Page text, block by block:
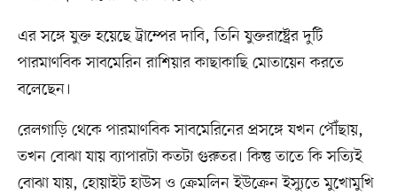
এর সঙ্গে যুক্ত হয়েছে ট্রাম্পের দাবি, তিনি যুক্তরাষ্ট্রের দুটি
পারমাণবিক সাবমেরিন রাশিয়ার কাছাকাছি মোতায়েন করতে
বলেছেন।
রেলগাড়ি থেকে পারমাণবিক সাবমেরিনের প্রসঙ্গে যখন পৌঁছায়,
তখন বোঝা যায় ব্যাপারটা কতটা গুরুতর। কিন্তু তাতে কি সত্যিই
বোঝা যায়, হোয়াইট হাউস ও ক্রেমলিন ইউক্রেন ইস্যুতে মুখোমুখি